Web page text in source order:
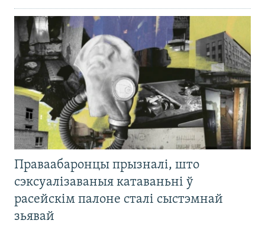
Праваабаронцы прызналі, што
сэксуалізаваныя катаваньні ў
расейскім палоне сталі сыстэмнай
зьявай